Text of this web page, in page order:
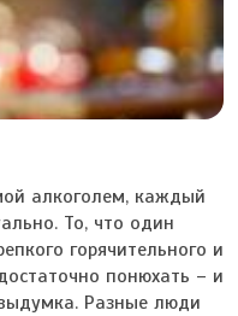
алкоголем, каждый
То, что один
горячительного и
понюхать – и
Разные люди